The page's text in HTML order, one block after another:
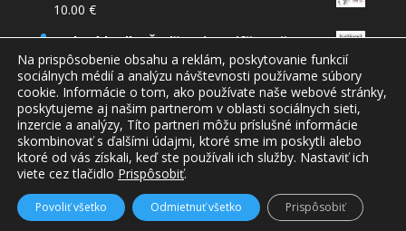
10.00 €
Ľudová hudba Šarišanci - Dzifče počarovne
9.00€
HMcomp - Eshop CD nosičov | Všetky práva
vyhradené © 2015-2022
Na prispôsobenie obsahu a reklám, poskytovanie funkcií
sociálnych médií a analýzu návštevnosti používame súbory
cookie. Informácie o tom, ako používate naše webové stránky,
poskytujeme aj našim partnerom v oblasti sociálnych sieti,
inzercie a analýzy, Títo partneri môžu príslušné informácie
skombinovať s ďalšími údajmi, ktoré sme im poskytli alebo
ktoré od vás získali, keď ste používali ich služby. Nastaviť ich
viete cez tlačidlo Prispôsobiť.
Povoliť všetko Odmietnuť všetko Prispôsobiť